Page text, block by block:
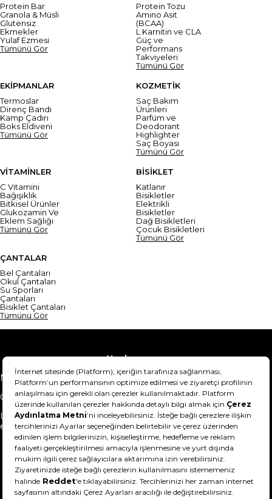
Protein Bar
Granola & Müsli
Glutensiz
Ekmekler
Yulaf Ezmesi
Tümünü Gör
Protein Tozu
Amino Asit
(BCAA)
L Karnitin ve CLA
Güç ve
Performans
Takviyeleri
Tümünü Gör
EKİPMANLAR
Termoslar
Direnç Bandı
Kamp Çadırı
Boks Eldiveni
Tümünü Gör
KOZMETİK
Saç Bakım
Ürünleri
Parfüm ve
Deodorant
Highlighter
Saç Boyası
Tümünü Gör
VİTAMİNLER
C Vitamini
Bağışıklık
Bitkisel Ürünler
Glukozamin Ve
Eklem Sağlığı
Tümünü Gör
BİSİKLET
Katlanır
Bisikletler
Elektrikli
Bisikletler
Dağ Bisikletleri
Çocuk Bisikletleri
Tümünü Gör
ÇANTALAR
Bel Çantaları
Okul Çantaları
Su Sporları
Çantaları
Bisiklet Çantaları
Tümünü Gör
Yardım
Mesafeli Satış Sözleşmesi
Teslimat Bilgisi
Gizlilik Sözleşmesi
Şartlar & Koşullar
Ürünümü nasıl iade
edebilirim?
Hakkımızda